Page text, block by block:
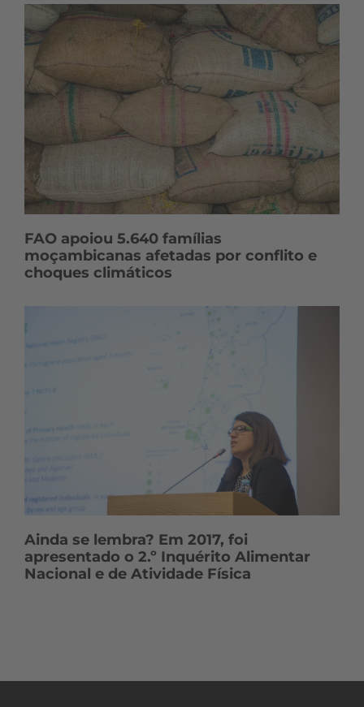
FAO apoiou 5.640 famílias
moçambicanas afetadas por conflito e
choques climáticos
Ainda se lembra? Em 2017, foi
apresentado o 2.º Inquérito Alimentar
Nacional e de Atividade Física